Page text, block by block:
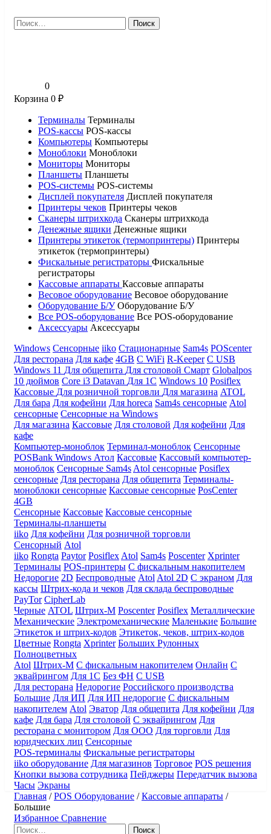
Найти:
0
Корзина 0 ₽
Терминалы Терминалы
POS-кассы POS-кассы
Компьютеры Компьютеры
Моноблоки Моноблоки
Мониторы Мониторы
Планшеты Планшеты
POS-системы POS-системы
Дисплей покупателя Дисплей покупателя
Принтеры чеков Принтеры чеков
Сканеры штрихкода Сканеры штрихкода
Денежные ящики Денежные ящики
Принтеры этикеток (термопринтеры) Принтеры
этикеток (термопринтеры)
Фискальные регистраторы Фискальные
регистраторы
Кассовые аппараты Кассовые аппараты
Весовое оборудование Весовое оборудование
Оборудование Б/У Оборудование Б/У
Все POS-оборудование Все POS-оборудование
Аксессуары Аксессуары
Windows Сенсорные iiko Стационарные Sam4s POScenter
Для ресторана Для кафе 4GB С WiFi R-Keeper С USB
Windows 11 Для общепита Для столовой Смарт Globalpos
10 дюймов Core i3 Datavan Для 1С Windows 10 Posiflex
Кассовые Для розничной торговли Для магазина ATOL
Для бара Для кофейни Для horeca Sam4s сенсорные Atol
сенсорные Сенсорные на Windows
Для магазина Кассовые Для столовой Для кофейни Для
кафе
Компьютер-моноблок Терминал-моноблок Сенсорные
POSBank Windows Атол Кассовые Кассовый компьютер-
моноблок Сенсорные Sam4s Atol сенсорные Posiflex
сенсорные Для ресторана Для общепита Терминалы-
моноблоки сенсорные Кассовые сенсорные PosCenter
4GB
Сенсорные Кассовые Кассовые сенсорные
Терминалы-планшеты
iiko Для кофейни Для розничной торговли
Сенсорный Atol
iiko Rongta Paytor Posiflex Atol Sam4s Poscenter Xprinter
Терминалы POS-принтеры С фискальным накопителем
Недорогие 2D Беспроводные Atol Atol 2D С экраном Для
кассы Штрих-кода и чеков Для склада беспроводные
PayTor CipherLab
Черные ATOL Штрих-М Poscenter Posiflex Металлические
Механические Электромеханические Маленькие Большие
Этикеток и штрих-кодов Этикеток, чеков, штрих-кодов
Цветные Rongta Xprinter Больших Рулонных
Полноцветных
Atol Штрих-М С фискальным накопителем Онлайн С
эквайрингом Для 1С Без ФН С USB
Для ресторана Недорогие Российского производства
Большие Для ИП Для ИП недорогие С фискальным
накопителем Atol Эватор Для общепита Для кофейни Для
кафе Для бара Для столовой С эквайрингом Для
ресторана с монитором Для ООО Для торговли Для
юридческих лиц Сенсорные
POS-терминалы Фискальные регистраторы
iiko оборудование Для магазинов Торговое POS решения
Кнопки вызова сотрудника Пейджеры Передатчик вызова
Часы Экраны
Главная /POS Оборудование /Кассовые аппараты /
Большие
Избранное Сравнение
Найти: